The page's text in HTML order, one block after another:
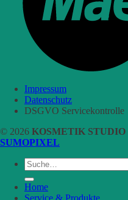
Impressum
Datenschutz
DSGVO Servicekontrolle
© 2026 KOSMETIK
SUMOPIXEL
Suche
nach:
Home